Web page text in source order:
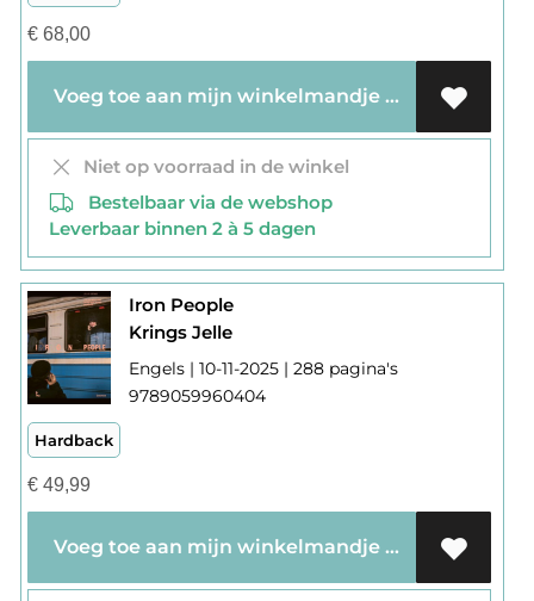
€68,00
Voeg toe aan mijn winkelmandje
Niet op voorraad in de winkel
Bestelbaar via de webshop
Leverbaar binnen 2 à 5 dagen
Iron People
Krings Jelle
Engels | 10-11-2025 | 288 pagina's
9789059960404
Hardback
€49,99
Voeg toe aan mijn winkelmandje